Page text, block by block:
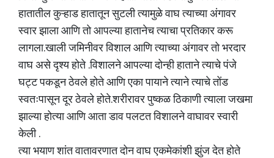
हातातील कुऱ्हाड हातातून सुटली त्यामुळे वाघ त्याच्या अंगावर
स्वार झाला आणि तो आपल्या हातानेच त्याचा प्रतिकार करू
लागला.खाली जमिनीवर विशाल आणि त्याच्या अंगावर तो भरदार
वाघ असे दृश्य होते .विशालने आपल्या दोन्ही हाताने त्याचे पंजे
घट्ट पकडून ठेवले होते आणि एका पायाने त्याने त्याचे तोंड
स्वतःपासून दूर ठेवले होते.शरीरावर पुष्कळ ठिकाणी त्याला जखमा
झाल्या होत्या आणि आता डाव पलटत विशालने वाघावर स्वारी
केली .
त्या भयाण शांत वातावरणात दोन वाघ एकमेकांशी झुंज देत होते